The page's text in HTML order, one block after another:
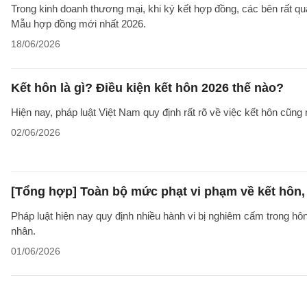
Trong kinh doanh thương mại, khi ký kết hợp đồng, các bên rất
Mẫu hợp đồng mới nhất 2026.
18/06/2026
Kết hôn là gì? Điều kiện kết hôn 2026 thế nào?
Hiện nay, pháp luật Việt Nam quy định rất rõ về việc kết hôn
02/06/2026
[Tổng hợp] Toàn bộ mức phạt vi phạm về kết
Pháp luật hiện nay quy định nhiều hành vi bị nghiêm cấm trong
nhân.
01/06/2026